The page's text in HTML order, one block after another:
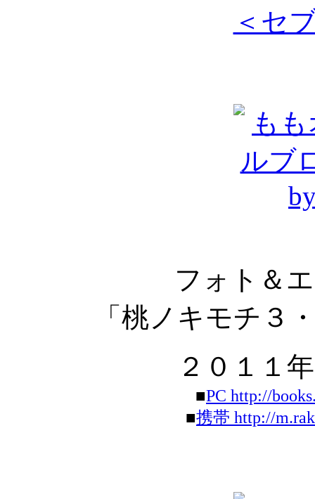
＜セ
フォト＆
「桃ノキモチ３
２０１１
■PC http://
■携帯 http://